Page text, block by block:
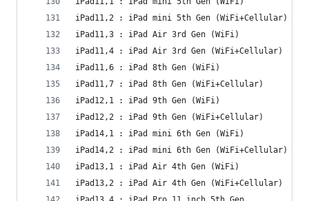
iPad11,2 : iPad mini 5th Gen (WiFi+Cellular)
iPad11,3 : iPad Air 3rd Gen (WiFi)
iPad11,4 : iPad Air 3rd Gen (WiFi+Cellular)
iPad11,6 : iPad 8th Gen (WiFi)
iPad11,7 : iPad 8th Gen (WiFi+Cellular)
iPad12,1 : iPad 9th Gen (WiFi)
iPad12,2 : iPad 9th Gen (WiFi+Cellular)
iPad14,1 : iPad mini 6th Gen (WiFi)
iPad14,2 : iPad mini 6th Gen (WiFi+Cellular)
iPad13,1 : iPad Air 4th Gen (WiFi)
iPad13,2 : iPad Air 4th Gen (WiFi+Cellular)